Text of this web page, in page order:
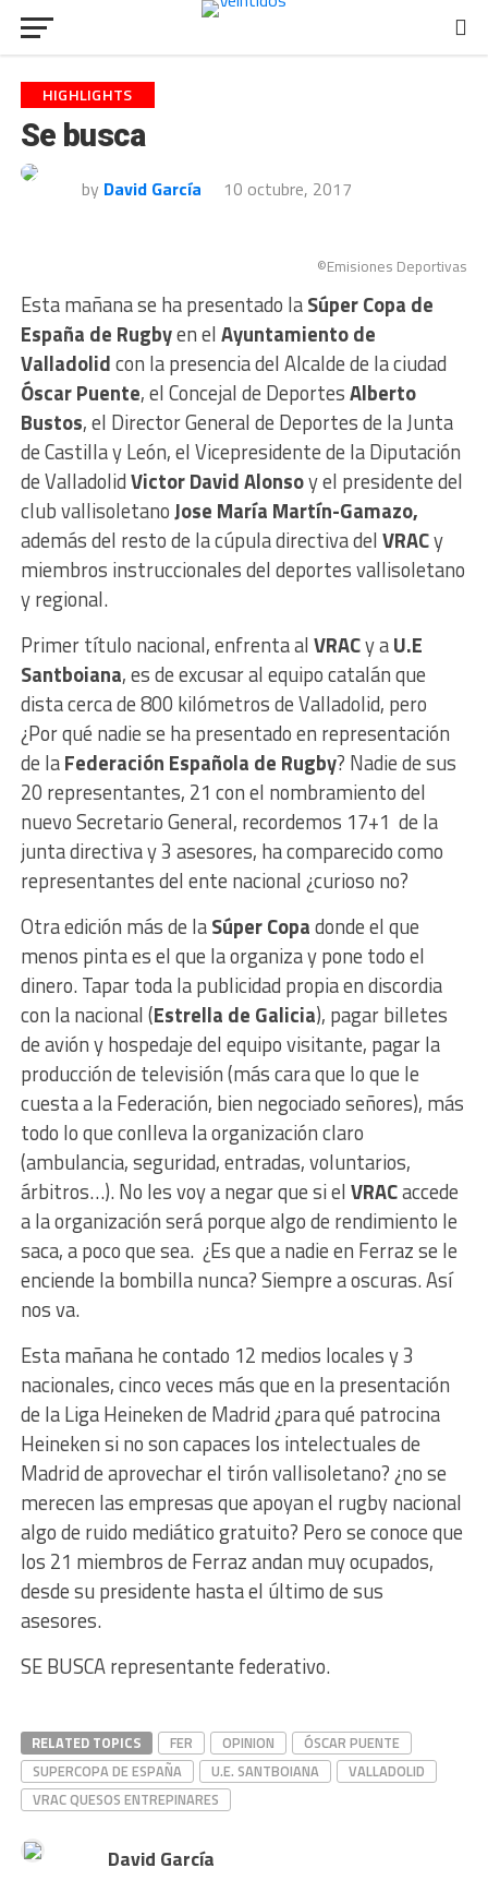
HIGHLIGHTS
Se busca
by David García 10 octubre, 2017
©Emisiones Deportivas
Esta mañana se ha presentado laSúper Copa de
España de Rugbyen elAyuntamiento de
Valladolidcon la presencia del Alcalde de la ciudad
Óscar Puente, el Concejal de DeportesAlberto
Bustos, el Director General de Deportes de la Junta
de Castilla y León, el Vicepresidente de la Diputación
de ValladolidVictor David Alonsoy el presidente del
club vallisoletanoJose María Martín-Gamazo,
además del resto de la cúpula directiva delVRACy
miembros instruccionales del deportes vallisoletano
y regional.
Primer título nacional, enfrenta alVRACy aU.E
Santboiana, es de excusar al equipo catalán que
dista cerca de 800 kilómetros de Valladolid, pero
¿Por qué nadie se ha presentado en representación
de laFederación Española de Rugby? Nadie de sus
20 representantes, 21 con el nombramiento del
nuevo Secretario General, recordemos 17+1 de la
junta directiva y 3 asesores, ha comparecido como
representantes del ente nacional ¿curioso no?
Otra edición más de laSúper Copadonde el que
menos pinta es el que la organiza y pone todo el
dinero. Tapar toda la publicidad propia en discordia
con la nacional (Estrella de Galicia), pagar billetes
de avión y hospedaje del equipo visitante, pagar la
producción de televisión (más cara que lo que le
cuesta a la Federación, bien negociado señores), más
todo lo que conlleva la organización claro
(ambulancia, seguridad, entradas, voluntarios,
árbitros…). No les voy a negar que si elVRACaccede
a la organización será porque algo de rendimiento le
saca, a poco que sea. ¿Es que a nadie en Ferraz se le
enciende la bombilla nunca? Siempre a oscuras. Así
nos va.
Esta mañana he contado 12 medios locales y 3
nacionales, cinco veces más que en la presentación
de la Liga Heineken de Madrid ¿para qué patrocina
Heineken si no son capaces los intelectuales de
Madrid de aprovechar el tirón vallisoletano? ¿no se
merecen las empresas que apoyan el rugby nacional
algo de ruido mediático gratuito? Pero se conoce que
los 21 miembros de Ferraz andan muy ocupados,
desde su presidente hasta el último de sus
asesores.
SE BUSCA representante federativo.
RELATED TOPICS FER OPINION
ÓSCAR PUENTE
SUPERCOPA DE ESPAÑA
U.E. SANTBOIANA
VALLADOLID
VRAC QUESOS ENTREPINARES
David García